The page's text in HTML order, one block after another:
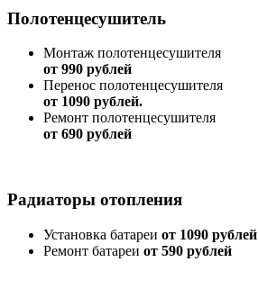
Полотенцесушитель
Монтаж полотенцесушителя
от 990 рублей
Перенос полотенцесушителя
от 1090 рублей.
Ремонт полотенцесушителя
от 690 рублей
Радиаторы отопления
Установка батареи от 1090 рублей
Ремонт батареи от 590 рублей